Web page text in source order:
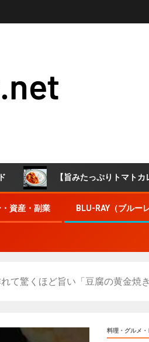
【旨みたっぷりトマトカレー】自
資産・副業 BLU-RAY（ブルー
れて驚くほど旨い「豆腐の黄金
料理・グルメ・